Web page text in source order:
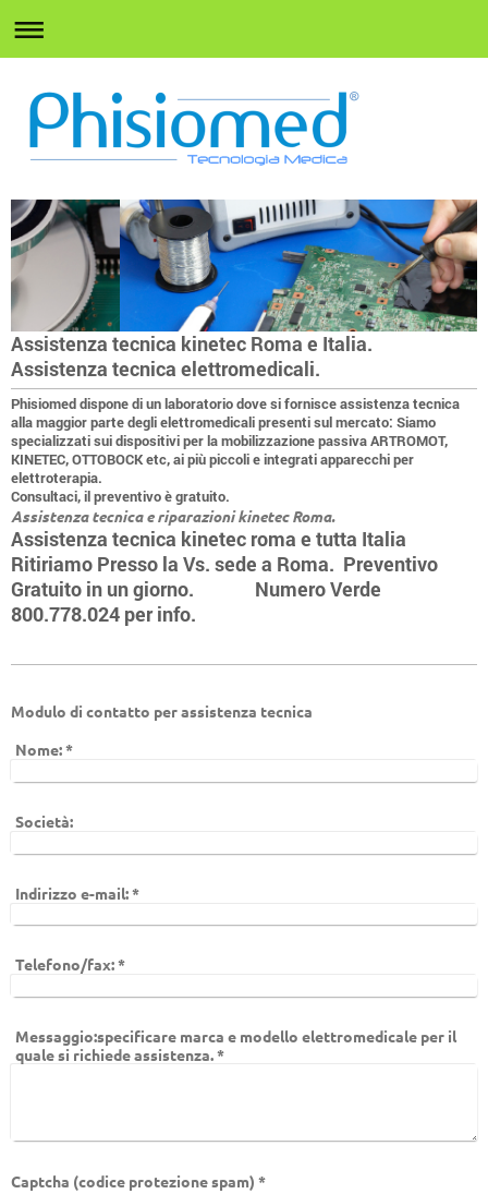
Assistenza tecnica kinetec Roma e Italia.
Assistenza tecnica elettromedicali.
Phisiomed dispone di un laboratorio dove si fornisce assistenza tecnica
alla maggior parte degli elettromedicali presenti sul mercato: Siamo
specializzati sui dispositivi per la mobilizzazione passiva ARTROMOT,
KINETEC, OTTOBOCK etc, ai più piccoli e integrati apparecchi per
elettroterapia.
Consultaci, il preventivo è gratuito.
Assistenza tecnica e riparazioni kinetec Roma.
Assistenza tecnica kinetec roma e tutta Italia
Ritiriamo Presso la Vs. sede a Roma. Preventivo
Gratuito in un giorno. Numero Verde
800.778.024 per info.
Modulo di contatto per assistenza tecnica
Nome:*
Società:
Indirizzo e-mail:*
Telefono/fax:*
Messaggio:specificare marca e modello elettromedicale per il
quale si richiede assistenza.*
Captcha (codice protezione spam) *